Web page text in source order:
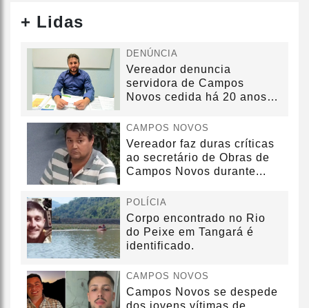
+ Lidas
DENÚNCIA
Vereador denuncia
servidora de Campos
Novos cedida há 20 anos
CAMPOS NOVOS
Vereador faz duras críticas
ao secretário de Obras de
Campos Novos durante...
POLÍCIA
Corpo encontrado no Rio
do Peixe em Tangará é
identificado.
CAMPOS NOVOS
Campos Novos se despede